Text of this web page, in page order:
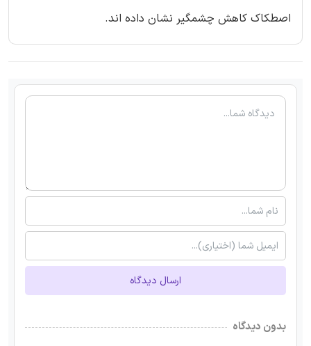
اصطکاک کاهش چشمگیر نشان داده اند.
ارسال دیدگاه
بدون دیدگاه